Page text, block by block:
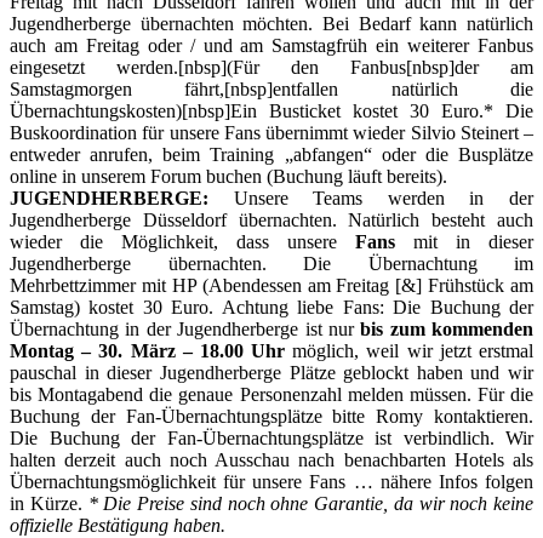
Jugendherberge übernachten möchten. Bei Bedarf kann natürlich
auch am Freitag oder / und am Samstagfrüh ein weiterer Fanbus
eingesetzt werden.[nbsp](Für den Fanbus[nbsp]der am
Samstagmorgen fährt,[nbsp]entfallen natürlich die
Übernachtungskosten)[nbsp]Ein Busticket kostet 30 Euro.* Die
Buskoordination für unsere Fans übernimmt wieder Silvio Steinert –
entweder anrufen, beim Training „abfangen“ oder die Busplätze
online in unserem Forum buchen (Buchung läuft bereits).
JUGENDHERBERGE: Unsere Teams werden in der
Jugendherberge Düsseldorf übernachten. Natürlich besteht auch
wieder die Möglichkeit, dass unsere Fans mit in dieser
Jugendherberge übernachten. Die Übernachtung im
Mehrbettzimmer mit HP (Abendessen am Freitag [&] Frühstück am
Samstag) kostet 30 Euro. Achtung liebe Fans: Die Buchung der
Übernachtung in der Jugendherberge ist nurbis zum kommenden
Montag – 30. März – 18.00 Uhr möglich, weil wir jetzt erstmal
pauschal in dieser Jugendherberge Plätze geblockt haben und wir
bis Montagabend die genaue Personenzahl melden müssen. Für die
Buchung der Fan-Übernachtungsplätze bitte Romy kontaktieren.
Die Buchung der Fan-Übernachtungsplätze ist verbindlich. Wir
halten derzeit auch noch Ausschau nach benachbarten Hotels als
Übernachtungsmöglichkeit für unsere Fans … nähere Infos folgen
in Kürze. * Die Preise sind noch ohne Garantie, da wir noch keine
offizielle Bestätigung haben.